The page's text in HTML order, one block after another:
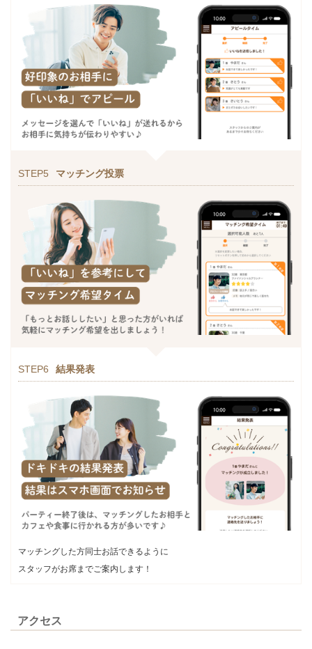
STEP5 マッチング投票
STEP6 結果発表
マッチングした方同士お話できるように
スタッフがお席までご案内します！
アクセス